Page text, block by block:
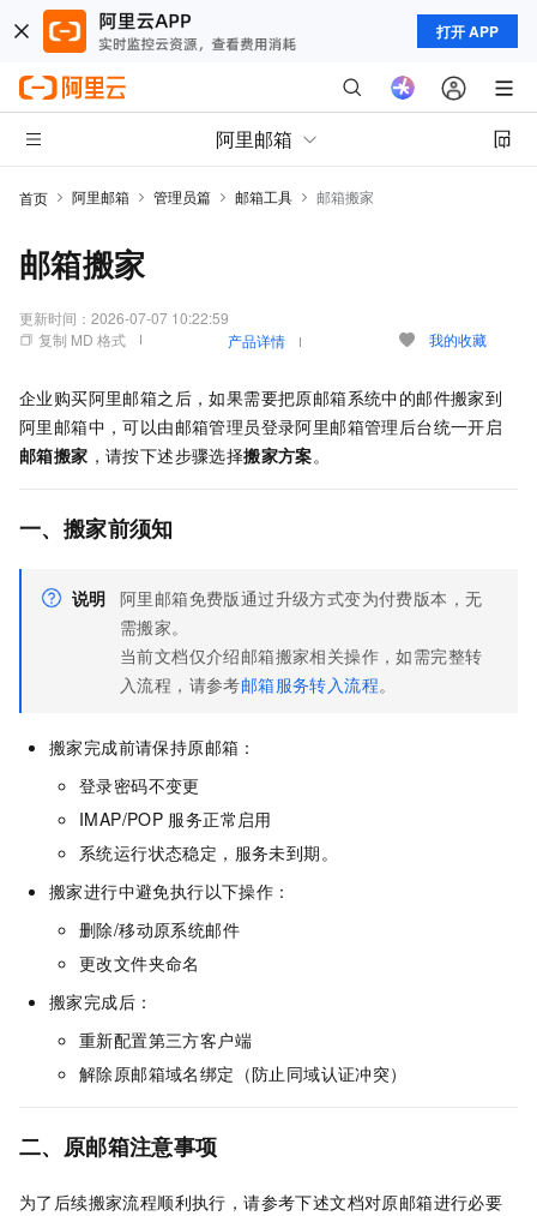
打开 APP
阿里邮箱
首页 阿里邮箱 管理员篇 邮箱工具 邮箱搬家
邮箱搬家
更新时间： 2026-07-07 10:22:59
复制 MD 格式
产品详情 我的收藏
企业购买阿里邮箱之后，如果需要把原邮箱系统中的邮件搬家到
阿里邮箱中，可以由邮箱管理员登录阿里邮箱管理后台统一开启
邮箱搬家 ，请按下述步骤选择搬家方案。
一、搬家前须知
说明 阿里邮箱免费版通过升级方式变为付费版本，无
需搬家。
当前文档仅介绍邮箱搬家相关操作，如需完整转
入流程，请参考邮箱服务转入流程。
搬家完成前请保持原邮箱：
登录密码不变更
IMAP/POP 服务正常启用
系统运行状态稳定，服务未到期。
搬家进行中避免执行以下操作：
删除/移动原系统邮件
更改文件夹命名
搬家完成后：
重新配置第三方客户端
解除原邮箱域名绑定（防止同域认证冲突）
二、原邮箱注意事项
为了后续搬家流程顺利执行，请参考下述文档对原邮箱进行必要